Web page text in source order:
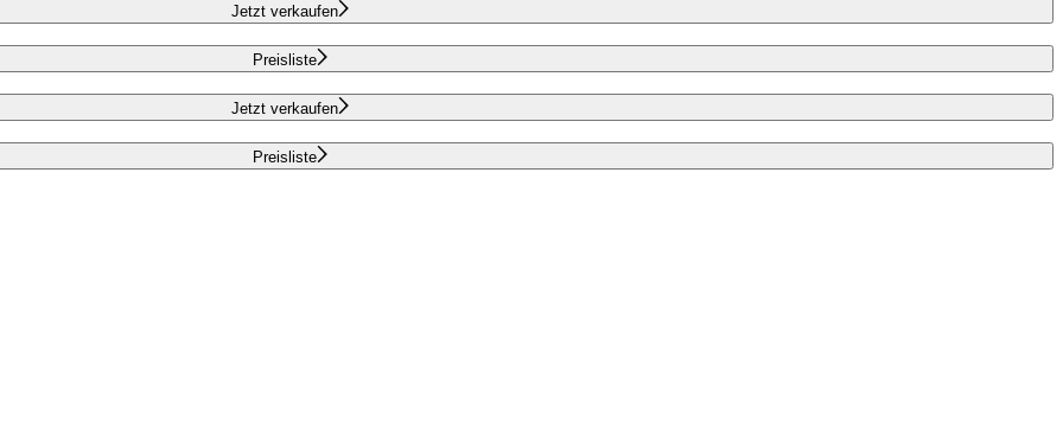
Jetzt verkaufen
Preisliste
Jetzt verkaufen
Preisliste